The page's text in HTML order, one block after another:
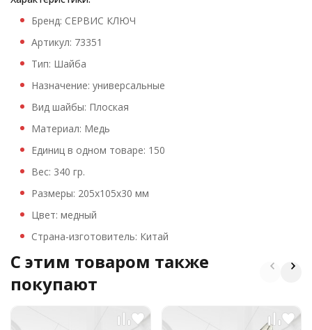
Бренд: СЕРВИС КЛЮЧ
Артикул: 73351
Тип: Шайба
Назначение: универсальные
Вид шайбы: Плоская
Материал: Медь
Единиц в одном товаре: 150
Вес: 340 гр.
Размеры: 205х105х30 мм
Цвет: медный
Страна-изготовитель: Китай
C этим товаром также
покупают